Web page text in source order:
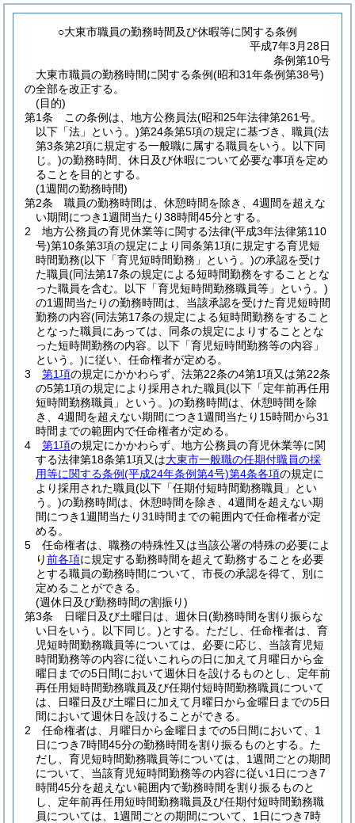
○大東市職員の勤務時間及び休暇等に関する条例
平成7年3月28日
条例第10号
大東市職員の勤務時間に関する条例(昭和31年条例第38号)
の全部を改正する。
(目的)
第1条
この条例は、地方公務員法(昭和25年法律第261号。
以下「法」という。)第24条第5項の規定に基づき、職員(法
第3条第2項に規定する一般職に属する職員をいう。以下同
じ。)の勤務時間、休日及び休暇について必要な事項を定め
ることを目的とする。
(1週間の勤務時間)
第2条
職員の勤務時間は、休憩時間を除き、4週間を超えな
い期間につき1週間当たり38時間45分とする。
2
地方公務員の育児休業等に関する法律(平成3年法律第110
号)第10条第3項の規定により同条第1項に規定する育児短
時間勤務(以下「育児短時間勤務」という。)の承認を受け
た職員(同法第17条の規定による短時間勤務をすることとな
った職員を含む。以下「育児短時間勤務職員等」という。)
の1週間当たりの勤務時間は、当該承認を受けた育児短時間
勤務の内容(同法第17条の規定による短時間勤務をすること
となった職員にあっては、同条の規定によりすることとな
った短時間勤務の内容。以下「育児短時間勤務等の内容」
という。)に従い、任命権者が定める。
3
第1項の規定にかかわらず、法第22条の4第1項又は第22条
の5第1項の規定により採用された職員(以下「定年前再任用
短時間勤務職員」という。)の勤務時間は、休憩時間を除
き、4週間を超えない期間につき1週間当たり15時間から31
時間までの範囲内で任命権者が定める。
4
第1項の規定にかかわらず、地方公務員の育児休業等に関
する法律第18条第1項又は大東市一般職の任期付職員の採
用等に関する条例(平成24年条例第4号)第4条各項の規定に
より採用された職員(以下「任期付短時間勤務職員」とい
う。)の勤務時間は、休憩時間を除き、4週間を超えない期
間につき1週間当たり31時間までの範囲内で任命権者が定
める。
5
任命権者は、職務の特殊性又は当該公署の特殊の必要によ
り前各項に規定する勤務時間を超えて勤務することを必要
とする職員の勤務時間について、市長の承認を得て、別に
定めることができる。
(週休日及び勤務時間の割振り)
第3条
日曜日及び土曜日は、週休日(勤務時間を割り振らな
い日をいう。以下同じ。)とする。 ただし、任命権者は、育
児短時間勤務職員等については、必要に応じ、当該育児短
時間勤務等の内容に従いこれらの日に加えて月曜日から金
曜日までの5日間において週休日を設けるものとし、定年前
再任用短時間勤務職員及び任期付短時間勤務職員について
は、日曜日及び土曜日に加えて月曜日から金曜日までの5日
間において週休日を設けることができる。
2
任命権者は、月曜日から金曜日までの5日間において、1
日につき7時間45分の勤務時間を割り振るものとする。 た
だし、育児短時間勤務職員等については、1週間ごとの期間
について、当該育児短時間勤務等の内容に従い1日につき7
時間45分を超えない範囲内で勤務時間を割り振るものと
し、定年前再任用短時間勤務職員及び任期付短時間勤務職
員については、1週間ごとの期間について、1日につき7時